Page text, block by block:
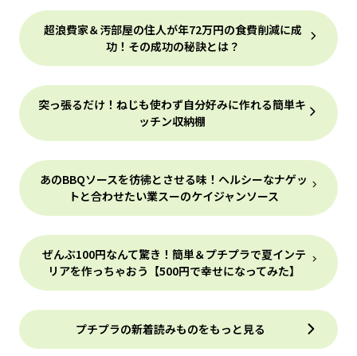
超浪費家＆汚部屋の住人が年72万円の食費削減に成
功！その成功の秘訣とは？
突っ張るだけ！ねじも使わず自分好みに作れる簡単キ
ッチン収納棚
あのBBQソースを彷彿とさせる味！ヘルシーなナゲッ
トと合わせたい業スーのケイジャンソース
ぜんぶ100円なんて驚き！簡単＆プチプラで夏インテ
リアを作っちゃおう【500円で幸せになってみた】
プチプラの新着読みものをもっと見る